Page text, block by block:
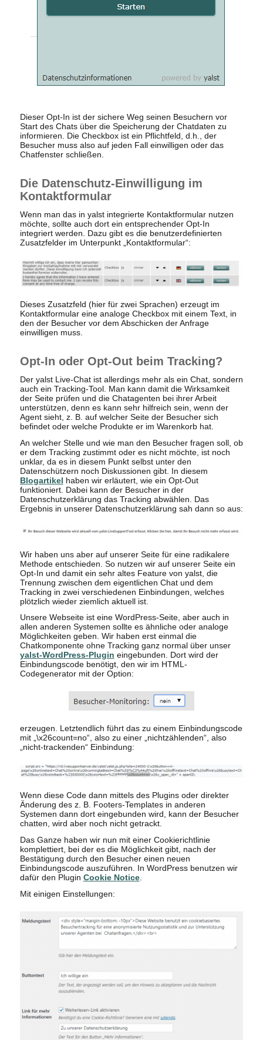
Dieser Opt-In ist der sichere Weg seinen Besuchern vor
Start des Chats über die Speicherung der Chatdaten zu
informieren. Die Checkbox ist ein Pflichtfeld, d.h., der
Besucher muss also auf jeden Fall einwilligen oder das
Chatfenster schließen.
Die Datenschutz-Einwilligung im
Kontaktformular
Wenn man das in yalst integrierte Kontaktformular nutzen
möchte, sollte auch dort ein entsprechender Opt-In
integriert werden. Dazu gibt es die benutzerdefinierten
Zusatzfelder im Unterpunkt „Kontaktformular“:
Dieses Zusatzfeld (hier für zwei Sprachen) erzeugt im
Kontaktformular eine analoge Checkbox mit einem Text, in
den der Besucher vor dem Abschicken der Anfrage
einwilligen muss.
Opt-In oder Opt-Out beim Tracking?
Der yalst Live-Chat ist allerdings mehr als ein Chat, sondern
auch ein Tracking-Tool. Man kann damit die Wirksamkeit
der Seite prüfen und die Chatagenten bei ihrer Arbeit
unterstützen, denn es kann sehr hilfreich sein, wenn der
Agent sieht, z. B. auf welcher Seite der Besucher sich
befindet oder welche Produkte er im Warenkorb hat.
An welcher Stelle und wie man den Besucher fragen soll, ob
er dem Tracking zustimmt oder es nicht möchte, ist noch
unklar, da es in diesem Punkt selbst unter den
Datenschützern noch Diskussionen gibt. In diesem
Blogartikel haben wir erläutert, wie ein Opt-Out
funktioniert. Dabei kann der Besucher in der
Datenschutzerklärung das Tracking abwählen. Das
Ergebnis in unserer Datenschutzerklärung sah dann so aus:
Wir haben uns aber auf unserer Seite für eine radikalere
Methode entschieden. So nutzen wir auf unserer Seite ein
Opt-In und damit ein sehr altes Feature von yalst, die
Trennung zwischen dem eigentlichen Chat und dem
Tracking in zwei verschiedenen Einbindungen, welches
plötzlich wieder ziemlich aktuell ist.
Unsere Webseite ist eine WordPress-Seite, aber auch in
allen anderen Systemen sollte es ähnliche oder analoge
Möglichkeiten geben. Wir haben erst einmal die
Chatkomponente ohne Tracking ganz normal über unser
yalst-WordPress-Plugin eingebunden. Dort wird der
Einbindungscode benötigt, den wir im HTML-
Codegenerator mit der Option:
erzeugen. Letztendlich führt das zu einem Einbindungscode
mit „\x26count=no“, also zu einer „nichtzählenden“, also
„nicht-trackenden“ Einbindung:
Wenn diese Code dann mittels des Plugins oder direkter
Änderung des z. B. Footers-Templates in anderen
Systemen dann dort eingebunden wird, kann der Besucher
chatten, wird aber noch nicht getrackt.
Das Ganze haben wir nun mit einer Cookierichtlinie
komplettiert, bei der es die Möglichkeit gibt, nach der
Bestätigung durch den Besucher einen neuen
Einbindungscode auszuführen. In WordPress benutzen wir
dafür den Plugin Cookie Notice.
Mit einigen Einstellungen: